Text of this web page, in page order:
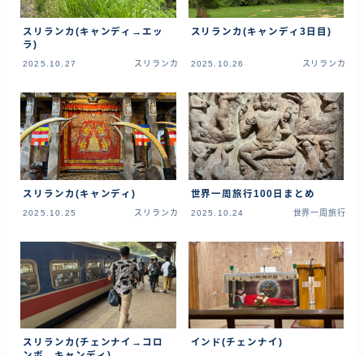
FIRE後の日常
読書
ポートフォリオ
資産運用
仮想通貨
お問い合わせ
スリランカ(キャンディ→エッ
ラ)
2025.10.27 スリランカ
スリランカ(キャンディ3日目)
2025.10.26 スリランカ
スリランカ(キャンディ)
2025.10.25 スリランカ
世界一周旅行100日まとめ
2025.10.24 世界一周旅行
スリランカ(チェンナイ→コロ
インド(チェンナイ)